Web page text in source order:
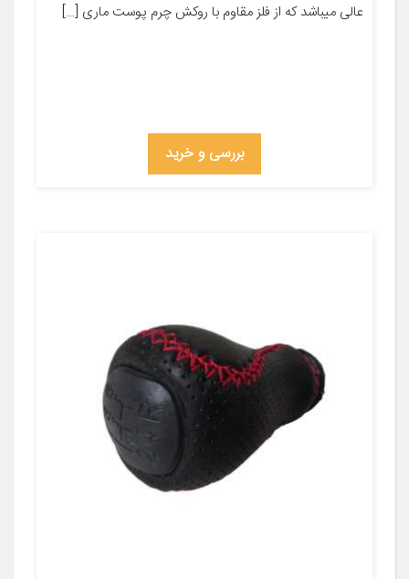
عالی میباشد که از فلز مقاوم با روکش چرم پوست ماری […]
بررسی و خرید